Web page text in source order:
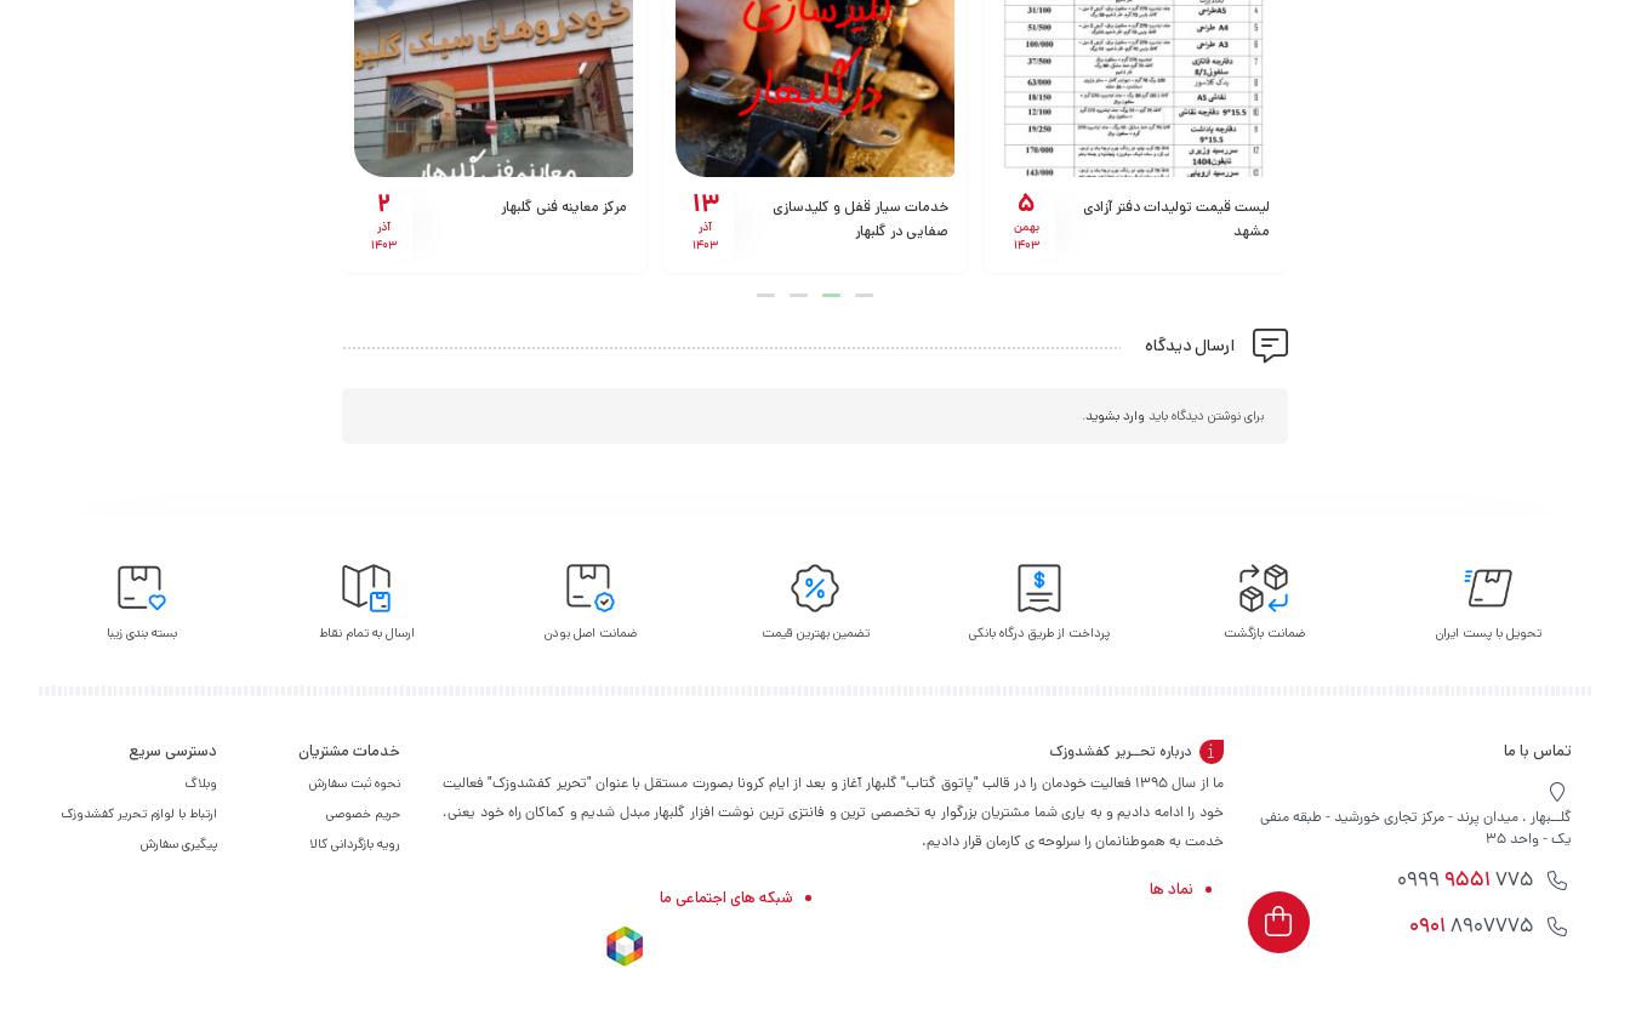
5
بهمن
1403
لیست قیمت تولیدات دفتر آزادی
مشهد
13
آذر
1403
خدمات سیار قفل و کلیدسازی
صفایی در گلبهار
2
آذر
1403
مرکز معاینه فنی گلبهار
ارسال دیدگاه
برای نوشتن دیدگاه باید وارد بشوید.
تحویل با پست ایران ضمانت بازگشت پرداخت از طریق درگاه بانکی تضمین بهترین قیمت ضمانت اصل بودن ارسال به تمام نقاط بسته بندی زیبا
تماس با ما
گلــبهار ، میدان پرند - مرکز تجاری خورشید - طبقه منفی
یک - واحد 35
9551775 0999
09018907775
درباره تحــریر کفشدوزک
ما از سال ۱۳۹۵ فعالیت خودمان را در قالب "پاتوق گتاب" گلبهار آغاز و بعد از ایام کرونا بصورت مستقل با عنوان "تحریر کفشدوزک" فعالیت
خود را ادامه دادیم و به یاری شما مشتریان بزرگوار به تخصصی ترین و فانتزی ترین نوشت افزار گلبهار مبدل شدیم و کماکان راه خود یعنی،
خدمت به هموطنانمان را سرلوحه ی کارمان قرار دادیم.
نماد ها شبکه های اجتماعی ما
خدمات مشتریان
نحوه ثبت سفارش
حریم خصوصی
رویه بازگردانی کالا
دسترسی سریع
وبلاگ
ارتباط با لوازم تحریر کفشدوزک
پیگیری سفارش